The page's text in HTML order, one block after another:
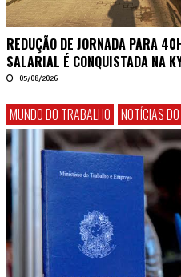
REDUÇÃO DE JORNADA PARA
SALARIAL É CONQUISTADA NA
05/08/2026
MUNDO DO TRABALHO NOTÍCIAS